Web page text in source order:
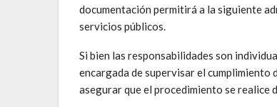
documentación permitirá a la siguiente
servicios públicos.
Si bien las responsabilidades son
encargada de supervisar el cumplimiento
asegurar que el procedimiento se realice